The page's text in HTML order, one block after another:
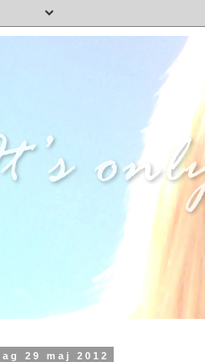
29 maj 2012